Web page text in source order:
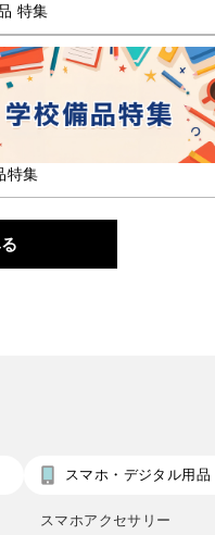
特集
特集
スマホ・デジタル用品
スマホアクセサリー